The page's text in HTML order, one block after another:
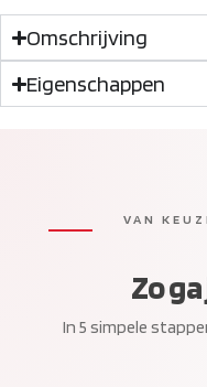
Omschrijving
Eigenschappen
VAN
Zo
In 5 simpele